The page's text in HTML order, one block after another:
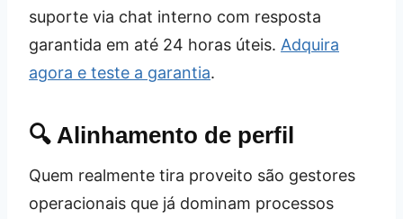
suporte via chat interno com resposta
garantida em até 24 horas úteis. Adquira
agora e teste a garantia.
🔍 Alinhamento de perfil
Quem realmente tira proveito são gestores
operacionais que já dominam processos